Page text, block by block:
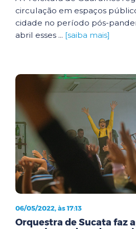
circulação em espaços
cidade no período pós-
abril esses ... [saiba mais]
06/05/2022, às 17:13
Orquestra de Sucata faz